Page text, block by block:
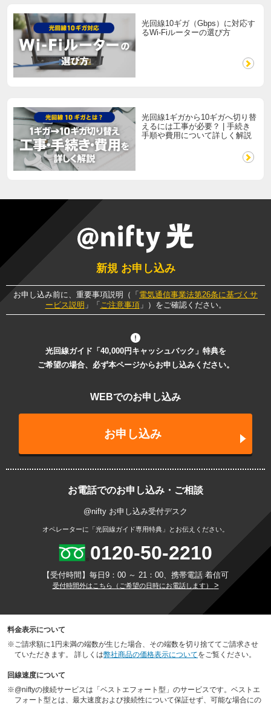
光回線10ギガ（Gbps）に対応す
るWi-Fiルーターの選び方
光回線1ギガから10ギガへ切り替
えるには工事が必要？ | 手続き
手順や費用について詳しく解説
新規 お申し込み
お申し込み前に、重要事項説明（「 電気通信事業法第26条に基づくサ
ービス説明 」「 ご注意事項」）をご確認ください。
光回線ガイド「40,000円キャッシュバック」特典を
ご希望の場合、必ず本ページからお申し込みください。
WEBでのお申し込み
お申し込み
お電話でのお申し込み・ご相談
@nifty お申し込み受付デスク
オペレーターに「光回線ガイド専用特典」とお伝えください。
0120-50-2210
【受付時間】毎日9：00 ～ 21：00、携帯電話 着信可
受付時間外はこちら（ご希望の日時にお電話します） >
料金表示について
※ご請求額に1円未満の端数が生じた場合、その端数を切り捨ててご請求させ
ていただきます。 詳しくは弊社商品の価格表示についてをご覧ください。
回線速度について
※@niftyの接続サービスは「ベストエフォート型」のサービスです。ベストエ
フォート型とは、最大速度および接続性について保証せず、可能な場合にの